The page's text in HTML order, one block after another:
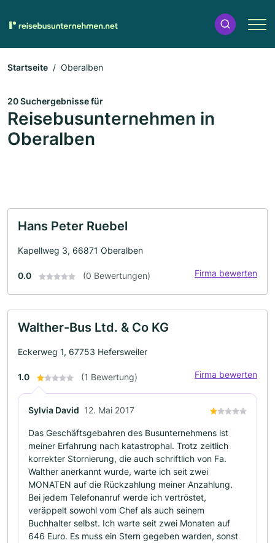
Startseite Oberalben
20 Suchergebnisse für
Reisebusunternehmen in
Oberalben
Hans Peter Ruebel
Kapellweg 3, 66871 Oberalben
0.0 (0 Bewertungen) Firma bewerten
Walther-Bus Ltd. & Co KG
Eckerweg 1, 67753 Hefersweiler
1.0 (1 Bewertung) Firma bewerten
Sylvia David 12. Mai 2017
Das Geschäftsgebahren des Busunternehmens ist
meiner Erfahrung nach katastrophal. Trotz zeitlich
korrekter Stornierung, die auch schriftlich von Fa.
Walther anerkannt wurde, warte ich seit zwei
MONATEN auf die Rückzahlung meiner Anzahlung.
Bei jedem Telefonanruf werde ich vertröstet,
veräppelt sowohl vom Chef als auch seinem
Buchhalter selbst. Ich warte seit zwei Monaten auf
646 Euro. Es muss ein Stern gegeben warden, sonst